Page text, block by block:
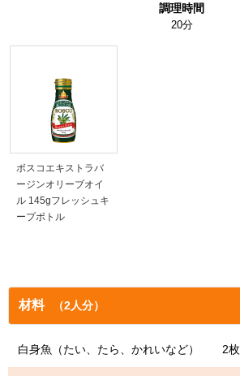
調理時間
20分
ボスコエキストラバ
ージンオリーブオイ
ル 145gフレッシュキ
ープボトル
材料 （2人分）
白身魚（たい、たら、かれいなど） 2枚